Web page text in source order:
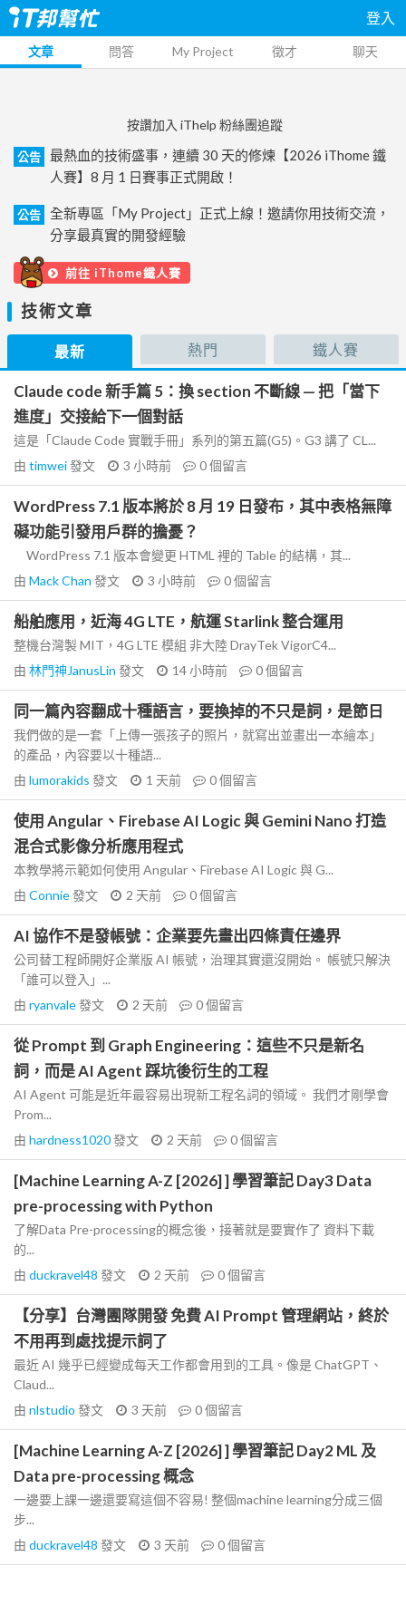
登入
文章 問答 My Project 徵才 聊天
按讚加入 iThelp 粉絲團追蹤
公告
最熱血的技術盛事，連續 30 天的修煉【2026 iThome 鐵
人賽】8 月 1 日賽事正式開啟！
公告
全新專區「My Project」正式上線！邀請你用技術交流，
分享最真實的開發經驗
前往 iThome鐵人賽
技術文章
最新 熱門 鐵人賽
Claude code 新手篇 5：換 section 不斷線 — 把「當下
進度」交接給下一個對話
這是「Claude Code 實戰手冊」系列的第五篇(G5)。G3 講了 CL...
由 timwei發文 3 小時前 0個留言
WordPress 7.1 版本將於 8 月 19 日發布，其中表格無障
礙功能引發用戶群的擔憂？
WordPress 7.1 版本會變更 HTML 裡的 Table 的結構，其...
由 Mack Chan 發文 3 小時前 0個留言
船舶應用，近海 4G LTE，航運 Starlink 整合運用
整機台灣製 MIT，4G LTE 模組 非大陸 DrayTek VigorC4...
由 林門神JanusLin 發文 14 小時前 0個留言
同一篇內容翻成十種語言，要換掉的不只是詞，是節日
我們做的是一套「上傳一張孩子的照片，就寫出並畫出一本繪本」
的產品，內容要以十種語...
由 lumorakids 發文 1 天前 0個留言
使用 Angular、Firebase AI Logic 與 Gemini Nano 打造
混合式影像分析應用程式
本教學將示範如何使用 Angular、Firebase AI Logic 與 G...
由 Connie發文 2 天前 0個留言
AI 協作不是發帳號：企業要先畫出四條責任邊界
公司替工程師開好企業版 AI 帳號，治理其實還沒開始。 帳號只解決
「誰可以登入」...
由 ryanvale發文 2 天前 0個留言
從 Prompt 到 Graph Engineering：這些不只是新名
詞，而是 AI Agent 踩坑後衍生的工程
AI Agent 可能是近年最容易出現新工程名詞的領域。 我們才剛學會
Prom...
由 hardness1020發文 2 天前 0個留言
[Machine Learning A-Z [2026] ] 學習筆記 Day3 Data
pre-processing with Python
了解Data Pre-processing的概念後，接著就是要實作了 資料下載
的...
由 duckravel48 發文 2 天前 0個留言
【分享】台灣團隊開發 免費 AI Prompt 管理網站，終於
不用再到處找提示詞了
最近 AI 幾乎已經變成每天工作都會用到的工具。像是 ChatGPT、
Claud...
由 nlstudio 發文 3 天前 0個留言
[Machine Learning A-Z [2026] ] 學習筆記 Day2 ML 及
Data pre-processing 概念
一邊要上課一邊還要寫這個不容易! 整個machine learning分成三個
步...
由 duckravel48 發文 3 天前 0個留言